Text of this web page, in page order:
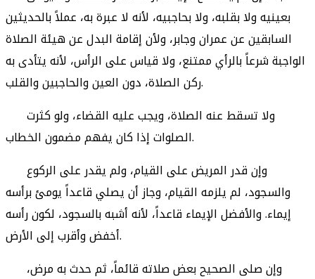
بعينيه ولا بقلبه، ولا بحاجبيه، لأنه لا عبرة به، عملاً بالحديثين
السابقين عن عمران وجابر، ولأن إقامة البدل عن هيئة الصلاة
الواجبة شرعاً بالرأي ممتنع، ولا قياس على الرأس، لأنه يتأدى به
ركن الصلاة، دون العين والحاجبين والقلب.
الصلوات إذا كان يفهم مضمون الخطاب.
والسجود، لم يلزمه القيام، وجاز أن يصلي قاعداً يومئ برأسه
إيماء. والأفضل الإيماء قاعداً، لأنه أشبه بالسجود، لكون رأسه
أخفض وأقرب إلى الأرض.